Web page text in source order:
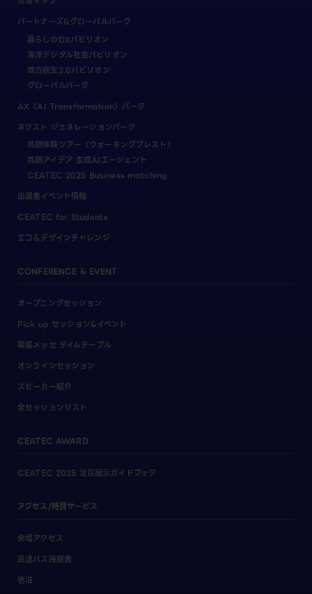
パートナーズ&グローバルパーク
暮らしのDXパビリオン
海洋デジタル社会パビリオン
地方創生2.0パビリオン
グローバルパーク
AX（AI Transformation）パーク
ネクスト ジェネレーションパーク
共創体験ツアー（ウォーキングブレスト）
共創アイデア 生成AIエージェント
CEATEC 2025 Business matching
出展者イベント情報
CEATEC for Students
エコ＆デザインチャレンジ
CONFERENCE & EVENT
オープニングセッション
Pick up セッション&イベント
幕張メッセ タイムテーブル
オンラインセッション
スピーカー紹介
全セッションリスト
CEATEC AWARD
CEATEC 2025 注目展示ガイドブック
アクセス/特別サービス
会場アクセス
高速バス時刻表
宿泊